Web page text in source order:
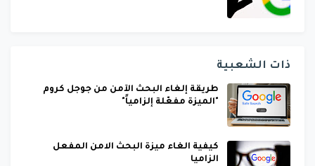
ذات الشعبية
طريقة إلغاء البحث الآمن من جوجل كروم
"الميزة مفعّلة إلزامياً"
كيفية الغاء ميزة البحث الامن المفعل
الزاميا